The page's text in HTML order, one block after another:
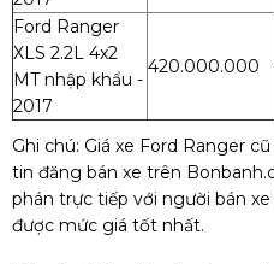
Ford Ranger
XLS 2.2L 4x2
MT nhập khẩu -
2017
420.000.000
Ghi chú: Giá xe Ford Ranger
tin đăng bán xe trên
phán trực tiếp với người bán
được mức giá tốt nhất.